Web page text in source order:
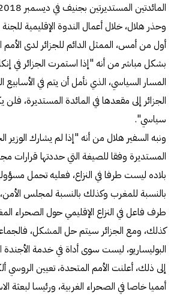
المائدتين المستديرتين بجنيف في ديسمبر 2018 ومارس 2019.
أول من أمس، الممثل الدائم للجزائر لدى
بشكل مباشر من أنه "إذا استمرت الجزائر في
المسار السياسي، الذي نأمل أن يتم في الأسابيع
الجزائر إلى مقعدها في المائدة المستديرة،
سياسي".
ونبه السفير هلال من أنه "إذا لم يشارك الوزير
المستديرة وفقا للصيغة التي حددتها قرارات
بلاده ليست طرفا في النزاع، فعليه تحمل
بالنسبة للمغرب وكذلك بالنسبة لمجلس
طرف فاعل في النزاع الإقليمي حول الصحراء
كذلك، ومع الجزائر سيتم حل المشكل،
البوليساريو، ليست سوى أداة في خدمة الأجندة
إلى ذلك، أعلنت الأمم المتحدة، تعيين الروسي
أمميا خاصا في الصحراء الغربية، ورئيسا لبعثة